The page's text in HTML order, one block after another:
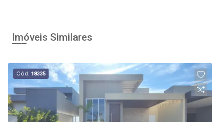
Imóveis Similares
Cód. 18335